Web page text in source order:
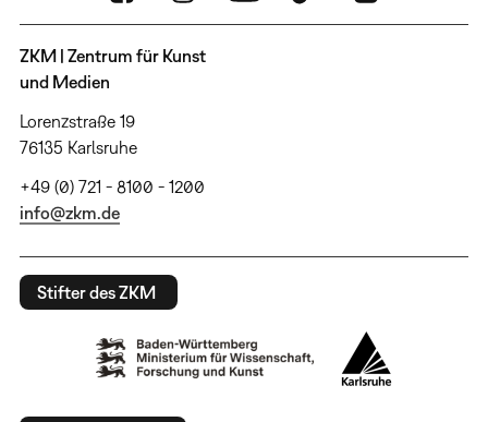
ZKM | Zentrum für Kunst
und Medien
Lorenzstraße 19
76135 Karlsruhe
+49 (0) 721 - 8100 - 1200
info@zkm.de
Stifter des ZKM